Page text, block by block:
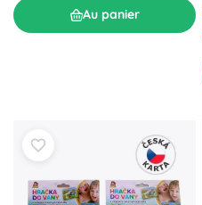
Au panier